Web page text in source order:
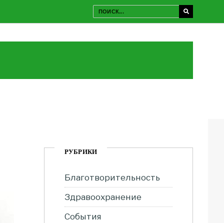
РУБРИКИ
Благотворительность
Здравоохранение
События